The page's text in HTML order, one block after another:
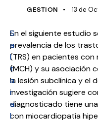
GESTION 13 de
S
a
l
t
a
r
a
l
En el siguiente estudio
prevalencia de los
(TRS) en pacientes
(MCH) y su asociación
la lesión subclínica y el
investigación sugiere
diagnosticado tiene
con miocardiopatía